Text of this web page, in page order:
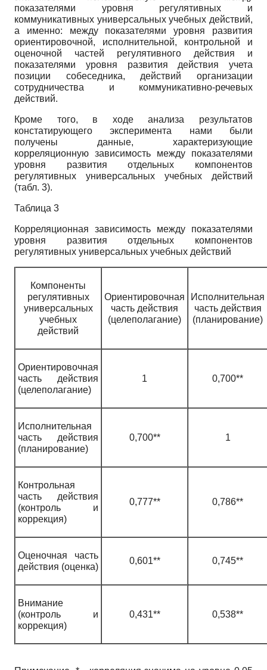
показателями уровня регулятивных и
коммуникативных универсальных учебных действий,
а именно: между показателями уровня развития
ориентировочной, исполнительной, контрольной и
оценочной частей регулятивного действия и
показателями уровня развития действия учета
позиции собеседника, действий организации
сотрудничества и коммуникативно-речевых
действий.
Кроме того, в ходе анализа результатов
констатирующего эксперимента нами были
получены данные, характеризующие
корреляционную зависимость между показателями
уровня развития отдельных компонентов
регулятивных универсальных учебных действий
(табл. 3).
Таблица 3
Корреляционная зависимость между показателями
уровня развития отдельных компонентов
регулятивных универсальных учебных действий
Компоненты
регулятивных
универсальных
учебных
действий
Ориентировочная
часть действия
(целеполагание)
Исполнительная
часть действия
(планирование)
Ориентировочная
часть действия
(целеполагание)
1 0,700**
Исполнительная
часть действия
(планирование)
0,700** 1
Контрольная
часть действия
(контроль и
коррекция)
0,777** 0,786**
Оценочная часть
действия (оценка)
0,601** 0,745**
Внимание
(контроль и
коррекция)
0,431** 0,538**